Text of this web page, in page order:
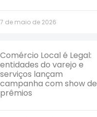
7 de maio de 2026
Comércio Local é Legal:
entidades do varejo e
serviços lançam
campanha com show de
prêmios